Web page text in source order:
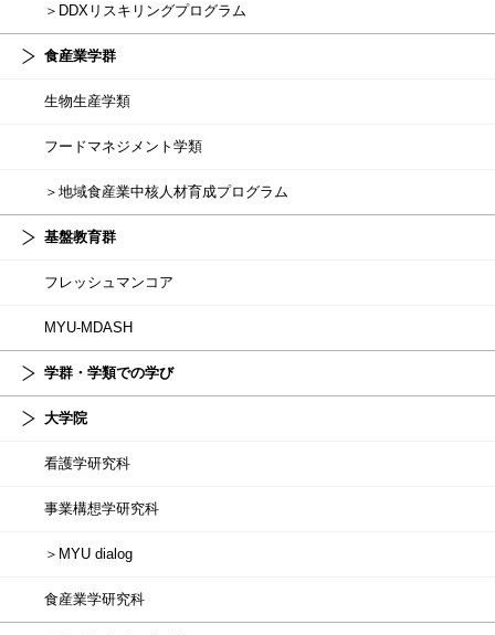
＞DDXリスキリングプログラム
食産業学群
生物生産学類
フードマネジメント学類
＞地域食産業中核人材育成プログラム
基盤教育群
フレッシュマンコア
MYU-MDASH
学群・学類での学び
大学院
看護学研究科
事業構想学研究科
＞MYU dialog
食産業学研究科